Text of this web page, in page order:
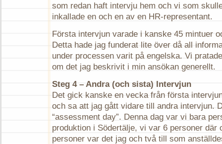
som redan haft intervju hem och vi som
inkallade en och en av en HR-representant.
Första intervjun varade i kanske 45 mintuer
Detta hade jag funderat lite över då all
under processen varit på engelska. Vi
om det jag beskrivit i min ansökan generellt.
Steg 4 – Andra (och sista) Intervjun
Det gick kanske en vecka från första
och sa att jag gått vidare till andra intervjun.
“assessment day”. Denna dag var vi bara
produktion i Södertälje, vi var 6 personer där
personer var det jag och två till som